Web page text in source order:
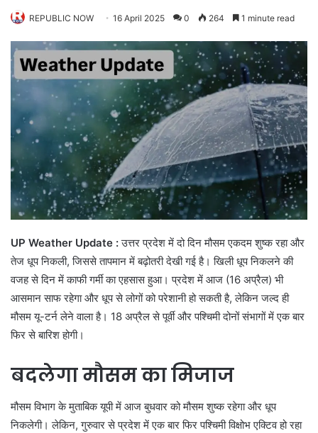
REPUBLIC NOW 16 April 2025 0 264 1 minute read
UP Weather Update :उत्तर प्रदेश में दो दिन मौसम एकदम शुष्क रहा और
तेज धूप निकली, जिससे तापमान में बढ़ोतरी देखी गई है। खिली धूप निकलने की
वजह से दिन में काफी गर्मी का एहसास हुआ। प्रदेश में आज (16 अप्रैल) भी
आसमान साफ रहेगा और धूप से लोगों को परेशानी हो सकती है, लेकिन जल्द ही
मौसम यू-टर्न लेने वाला है। 18 अप्रैल से पूर्वी और पश्चिमी दोनों संभागों में एक बार
फिर से बारिश होगी।
बदलेगा मौसम का मिजाज
मौसम विभाग के मुताबिक यूपी में आज बुधवार को मौसम शुष्क रहेगा और धूप
निकलेगी। लेकिन, गुरुवार से प्रदेश में एक बार फिर पश्चिमी विक्षोभ एक्टिव हो रहा